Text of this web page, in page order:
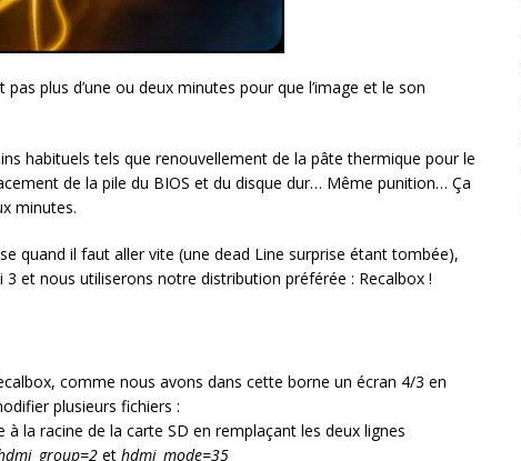
plus d’une ou deux minutes pour que l’image et le son
habituels tels que renouvellement de la pâte thermique pour le
de la pile du BIOS et du disque dur… Même punition… Ça
minutes.
quand il faut aller vite (une dead Line surprise étant tombée),
3 et nous utiliserons notre distribution préférée : Recalbox !
comme nous avons dans cette borne un écran 4/3 en
plusieurs fichiers :
la racine de la carte SD en remplaçant les deux lignes
et hdmi_mode=35